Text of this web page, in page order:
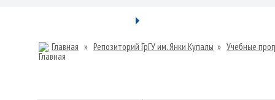
Главная » Репозиторий ГрГУ им. Янки Купалы » Учебные